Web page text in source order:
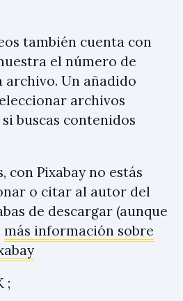
también cuenta con
el número de
archivo. Un añadido
archivos
buscas contenidos
con Pixabay no estás
o citar al autor del
de descargar (aunque
más información sobre
;